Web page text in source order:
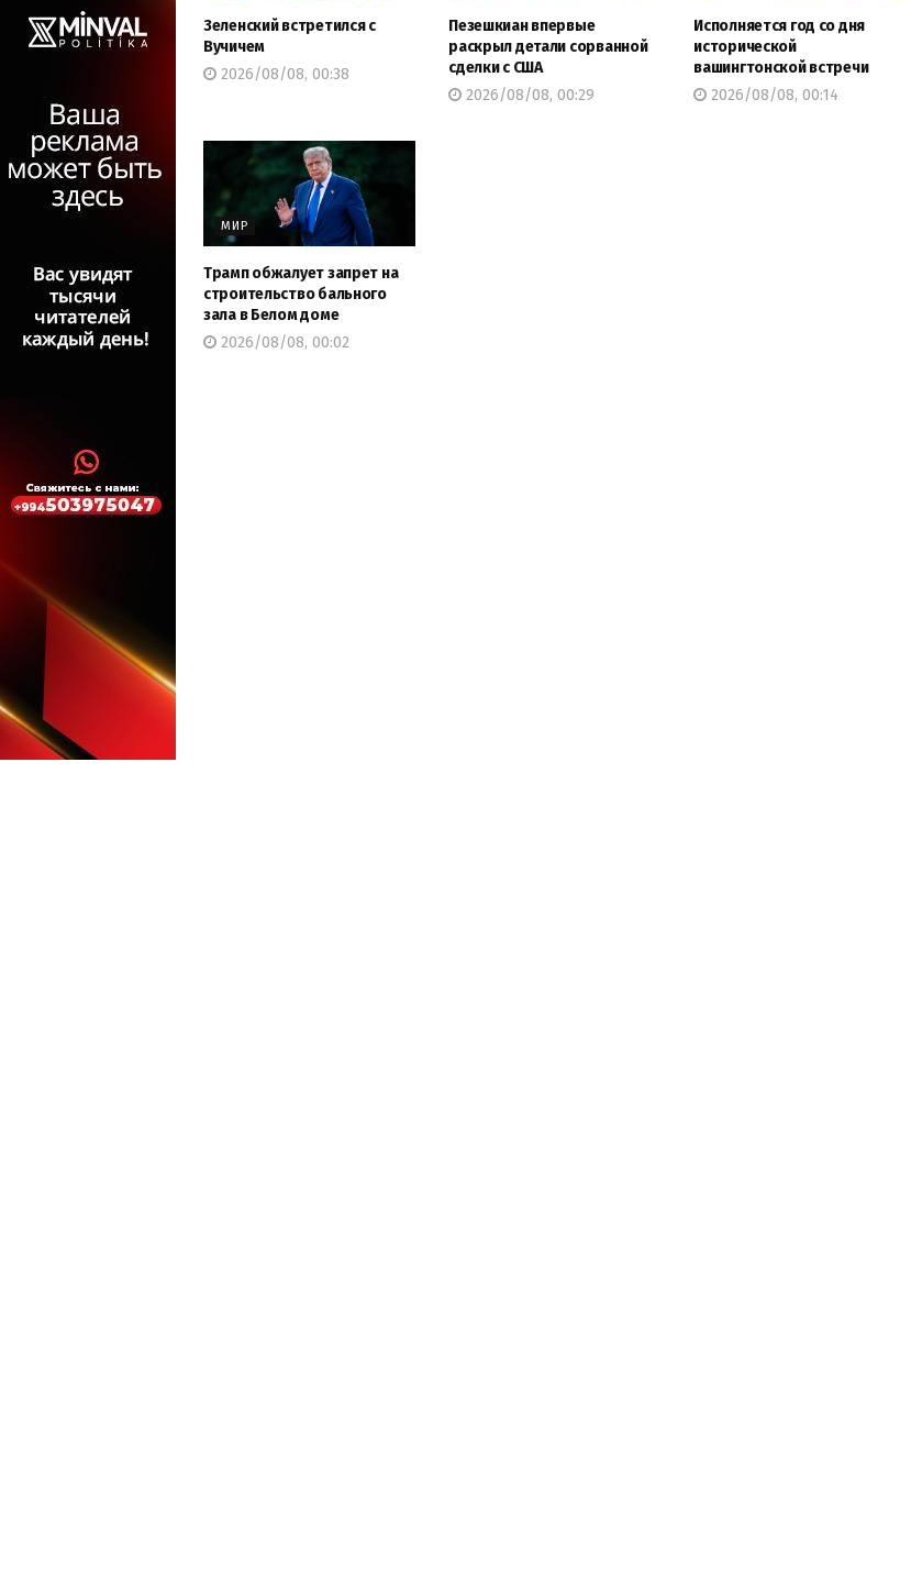
Зеленский встретился с
Вучичем
2026/08/08, 00:38
Пезешкиан впервые
раскрыл детали сорванной
сделки с США
2026/08/08, 00:29
Исполняется год со дня
исторической
вашингтонской встречи
2026/08/08, 00:14
МИР
Трамп обжалует запрет на
строительство бального
зала в Белом доме
2026/08/08, 00:02